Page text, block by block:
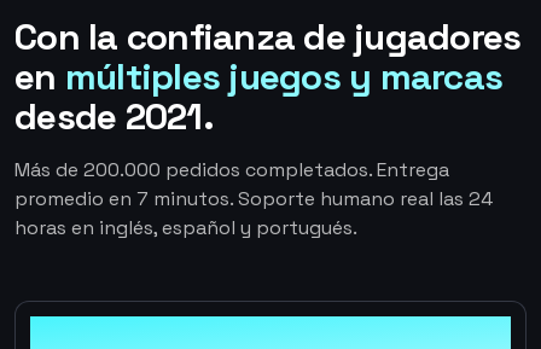
Con la confianza de jugadores
en múltiples juegos y marcas
desde 2021.
Más de 200.000 pedidos completados. Entrega
promedio en 7 minutos. Soporte humano real las 24
horas en inglés, español y portugués.